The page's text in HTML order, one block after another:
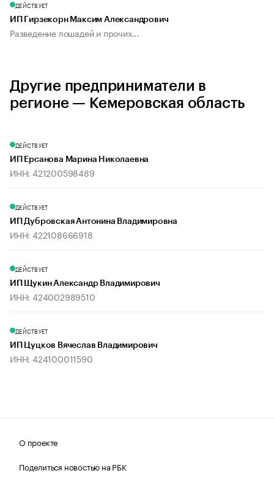
ДЕЙСТВУЕТ
ИП Гирзекорн Максим Александрович
Разведение лошадей и прочих...
Другие предприниматели в
регионе — Кемеровская область
ДЕЙСТВУЕТ
ИП Ерсанова Марина Николаевна
ИНН: 421200598489
ДЕЙСТВУЕТ
ИП Дубровская Антонина Владимировна
ИНН: 422108666918
ДЕЙСТВУЕТ
ИП Щукин Александр Владимирович
ИНН: 424002989510
ДЕЙСТВУЕТ
ИП Цуцков Вячеслав Владимирович
ИНН: 424100011590
О проекте
Поделиться новостью на РБК